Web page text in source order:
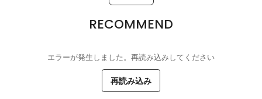
RECOMMEND
エラーが発生しました。再読み込みしてください
再読み込み